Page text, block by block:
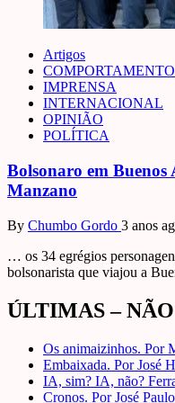
Artigos
COMPORTAMENTO
IMPRENSA
INTERNACIONAL
OPINIÃO
POLÍTICA
Bolsonaro em Buenos
Manzano
By Chumbo Gordo 3 anos
… os 34 egrégios
bolsonarista que viajou a
ÚLTIMAS –
Os animaizinhos. Por
Embaixada. Por José
IA, sim? IA, não?
Cronos. Por José